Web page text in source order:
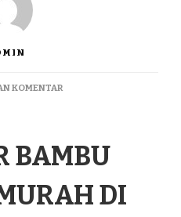
KOMENTARPADA
PANEL
TERMURAH
KECAMATAN
PLERET
BAMBU
DI